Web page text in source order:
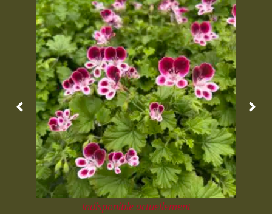
Indisponible actuellement